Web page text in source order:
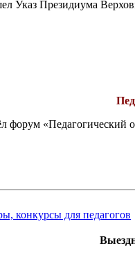
Указ Президиума
форум
конкурсы для педагогов